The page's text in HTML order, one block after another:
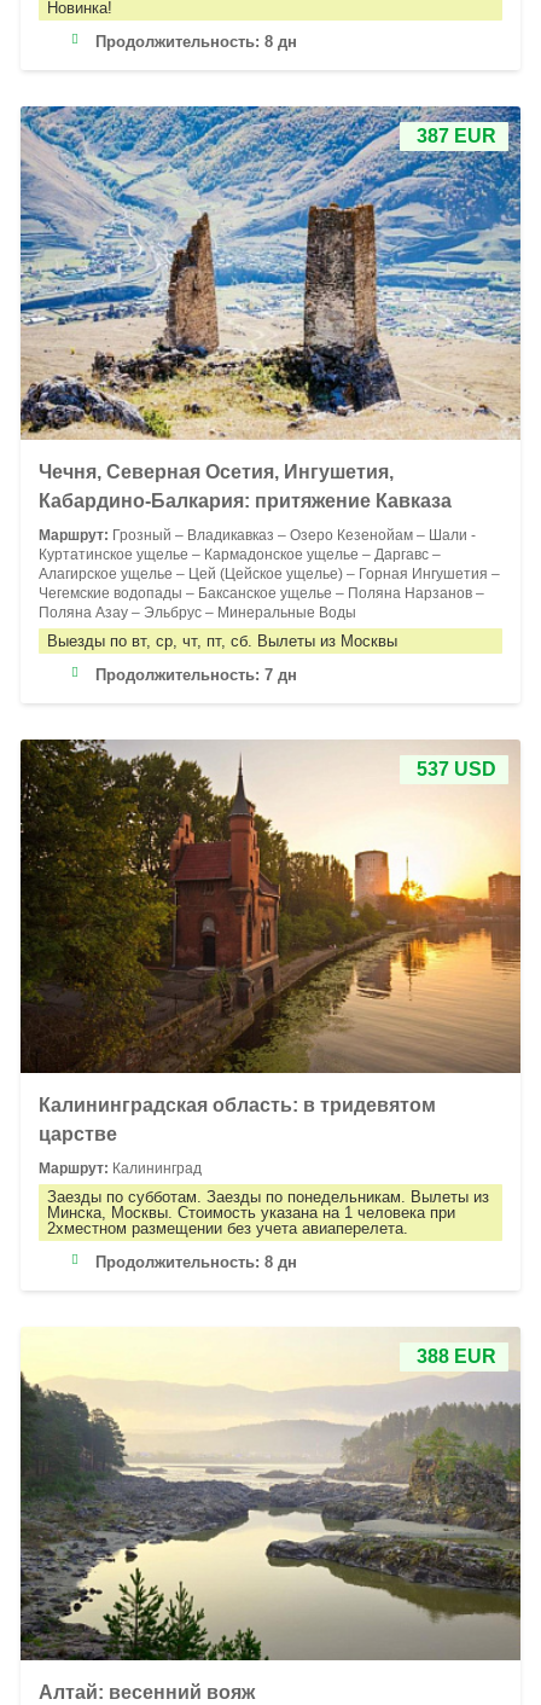
Новинка!
Продолжительность: 8 дн
387 EUR
Чечня, Северная Осетия, Ингушетия,
Кабардино-Балкария: притяжение Кавказа
Маршрут: Грозный – Владикавказ – Озеро Кезенойам – Шали -
Куртатинское ущелье – Кармадонское ущелье – Даргавс –
Алагирское ущелье – Цей (Цейское ущелье) – Горная Ингушетия –
Чегемские водопады – Баксанское ущелье – Поляна Нарзанов –
Поляна Азау – Эльбрус – Минеральные Воды
Выезды по вт, ср, чт, пт, сб. Вылеты из Москвы
Продолжительность: 7 дн
537 USD
Калининградская область: в тридевятом
царстве
Маршрут: Калининград
Заезды по субботам. Заезды по понедельникам. Вылеты из
Минска, Москвы. Стоимость указана на 1 человека при
2хместном размещении без учета авиаперелета.
Продолжительность: 8 дн
388 EUR
Алтай: весенний вояж